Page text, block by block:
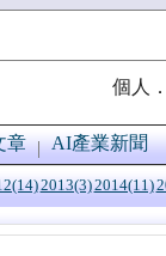
個人
章 AI產業新聞
2013(3)2014(11)